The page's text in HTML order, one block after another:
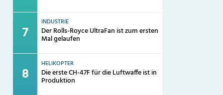
INDUSTRIE
Der Rolls-Royce UltraFan ist zum ersten
Mal gelaufen
HELIKOPTER
Die erste CH-47F für die Luftwaffe ist in
Produktion